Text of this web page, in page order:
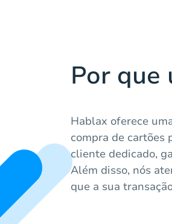
Por que
Hablax oferece
compra de cartões
cliente dedicado,
Além disso, nós
que a sua